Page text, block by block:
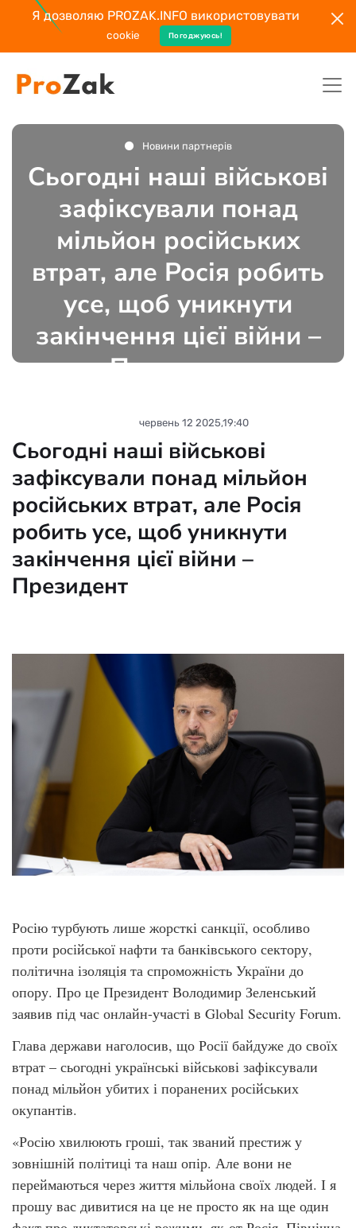
Я дозволяю PROZAK.INFO використовувати
cookie Погоджуюсь!
Новини партнерів
Сьогодні наші військові
зафіксували понад
мільйон російських
втрат, але Росія робить
усе, щоб уникнути
закінчення цієї війни –
Президент
червень 12 2025,19:40
Сьогодні наші військові
зафіксували понад мільйон
російських втрат, але Росія
робить усе, щоб уникнути
закінчення цієї війни –
Президент
Росію турбують лише жорсткі санкції, особливо
проти російської нафти та банківського сектору,
політична ізоляція та спроможність України до
опору. Про це Президент Володимир Зеленський
заявив під час онлайн-участі в Global Security Forum.
Глава держави наголосив, що Росії байдуже до своїх
втрат – сьогодні українські військові зафіксували
понад мільйон убитих і поранених російських
окупантів.
«Росію хвилюють гроші, так званий престиж у
зовнішній політиці та наш опір. Але вони не
переймаються через життя мільйона своїх людей. І я
прошу вас дивитися на це не просто як на ще один